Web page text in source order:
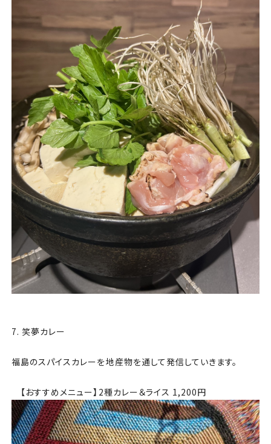
7. 笑夢カレー
福島のスパイスカレーを地産物を通して発信していきます。
【おすすめメニュー】2種カレー＆ライス 1,200円